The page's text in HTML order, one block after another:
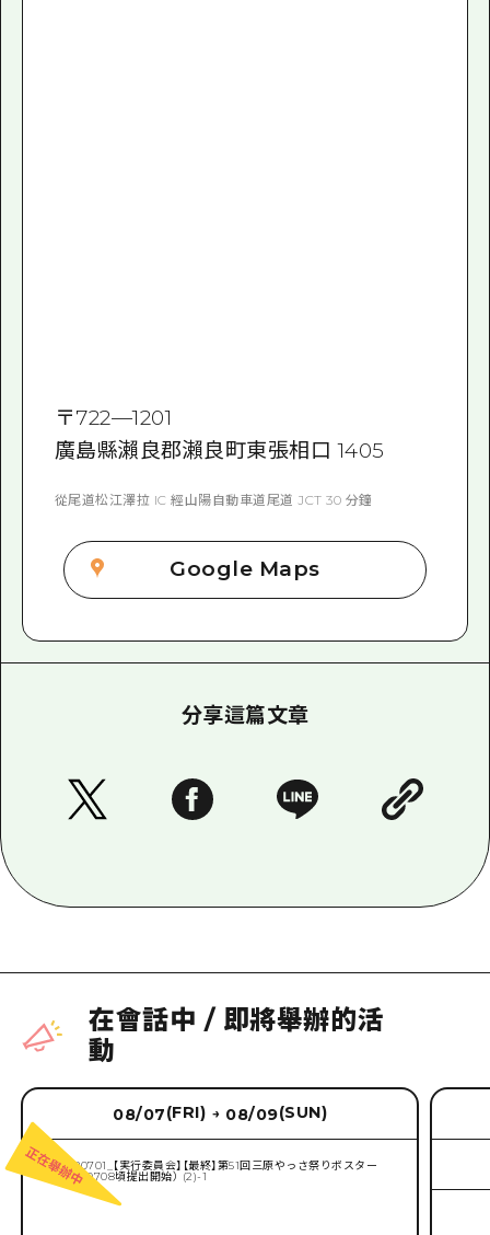
〒722—1201
廣島縣瀨良郡瀨良町東張相口 1405
從尾道松江澤拉 IC 經山陽自動車道尾道 JCT 30 分鐘
Google Maps
分享這篇文章
在會話中 / 即將舉辦的活
動
08/07(FRI) → 08/09(SUN)